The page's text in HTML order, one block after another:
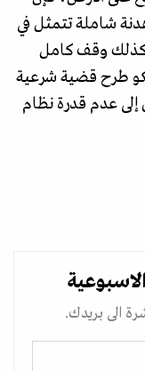
شاملة تتمثل في
وكذلك وقف كامل
طرح قضية شرعية
إلى عدم قدرة نظام
الاسبوعية
الى بريدك.